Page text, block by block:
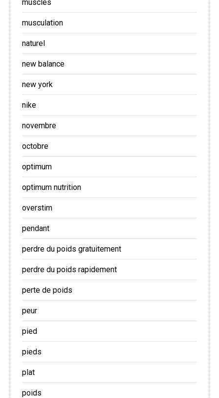
muscles
musculation
naturel
new balance
new york
nike
novembre
octobre
optimum
optimum nutrition
overstim
pendant
perdre du poids gratuitement
perdre du poids rapidement
perte de poids
peur
pied
pieds
plat
poids